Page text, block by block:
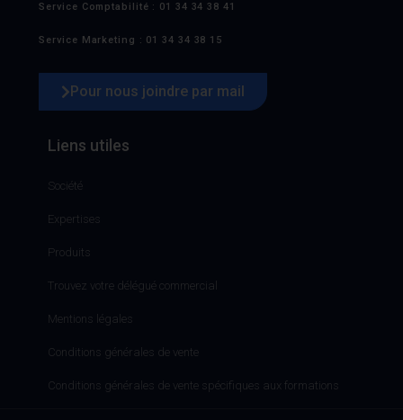
Service Comptabilité : 01 34 34 38 41
Service Marketing : 01 34 34 38 15
Pour nous joindre par mail
Liens utiles
Société
Expertises
Produits
Trouvez votre délégué commercial
Mentions légales
Conditions générales de vente
Conditions générales de vente spécifiques aux formations